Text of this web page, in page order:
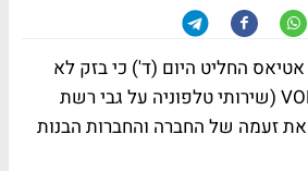
החליט היום (ד') כי בזק לא
תוכל לספק שירותי VOB (שירותי טלפוניה על גבי רשת
את זעמה של החברה והחברות הבנות